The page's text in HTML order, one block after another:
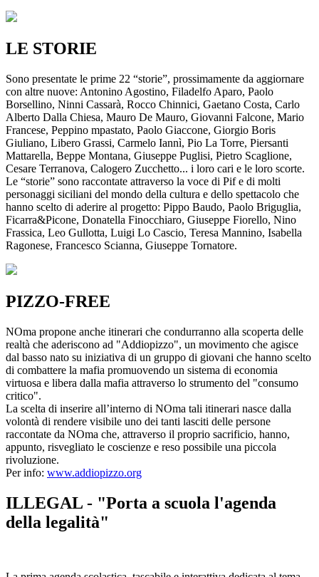
LE STORIE
Sono presentate le prime 22 “storie”, prossimamente da aggiornare
con altre nuove: Antonino Agostino, Filadelfo Aparo, Paolo
Borsellino, Ninni Cassarà, Rocco Chinnici, Gaetano Costa, Carlo
Alberto Dalla Chiesa, Mauro De Mauro, Giovanni Falcone, Mario
Francese, Peppino mpastato, Paolo Giaccone, Giorgio Boris
Giuliano, Libero Grassi, Carmelo Iannì, Pio La Torre, Piersanti
Mattarella, Beppe Montana, Giuseppe Puglisi, Pietro Scaglione,
Cesare Terranova, Calogero Zucchetto... i loro cari e le loro scorte.
Le “storie” sono raccontate attraverso la voce di Pif e di molti
personaggi siciliani del mondo della cultura e dello spettacolo che
hanno scelto di aderire al progetto: Pippo Baudo, Paolo Briguglia,
Ficarra&Picone, Donatella Finocchiaro, Giuseppe Fiorello, Nino
Frassica, Leo Gullotta, Luigi Lo Cascio, Teresa Mannino, Isabella
Ragonese, Francesco Scianna, Giuseppe Tornatore.
PIZZO-FREE
NOma propone anche itinerari che condurranno alla scoperta delle
realtà che aderiscono ad "Addiopizzo", un movimento che agisce
dal basso nato su iniziativa di un gruppo di giovani che hanno scelto
di combattere la mafia promuovendo un sistema di economia
virtuosa e libera dalla mafia attraverso lo strumento del "consumo
critico".
La scelta di inserire all’interno di NOma tali itinerari nasce dalla
volontà di rendere visibile uno dei tanti lasciti delle persone
raccontate da NOma che, attraverso il proprio sacrificio, hanno,
appunto, risvegliato le coscienze e reso possibile una piccola
rivoluzione.
Per info: www.addiopizzo.org
ILLEGAL - "Porta a scuola l'agenda
della legalità"